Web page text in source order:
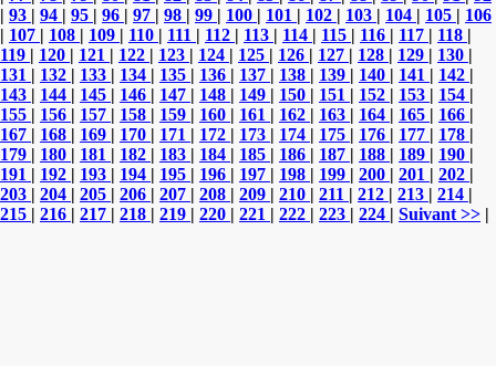
| 93 | 94 | 95 | 96 | 97 | 98 | 99 | 100 | 101 | 102 | 103 | 104 | 105 | 106
| 107 | 108 | 109 | 110 | 111 | 112 | 113 | 114 | 115 | 116 | 117 | 118 |
119 | 120 | 121 | 122 | 123 | 124 | 125 | 126 | 127 | 128 | 129 | 130 |
131 | 132 | 133 | 134 | 135 | 136 | 137 | 138 | 139 | 140 | 141 | 142 |
143 | 144 | 145 | 146 | 147 | 148 | 149 | 150 | 151 | 152 | 153 | 154 |
155 | 156 | 157 | 158 | 159 | 160 | 161 | 162 | 163 | 164 | 165 | 166 |
167 | 168 | 169 | 170 | 171 | 172 | 173 | 174 | 175 | 176 | 177 | 178 |
179 | 180 | 181 | 182 | 183 | 184 | 185 | 186 | 187 | 188 | 189 | 190 |
191 | 192 | 193 | 194 | 195 | 196 | 197 | 198 | 199 | 200 | 201 | 202 |
203 | 204 | 205 | 206 | 207 | 208 | 209 | 210 | 211 | 212 | 213 | 214 |
215 | 216 | 217 | 218 | 219 | 220 | 221 | 222 | 223 | 224 | Suivant >> |